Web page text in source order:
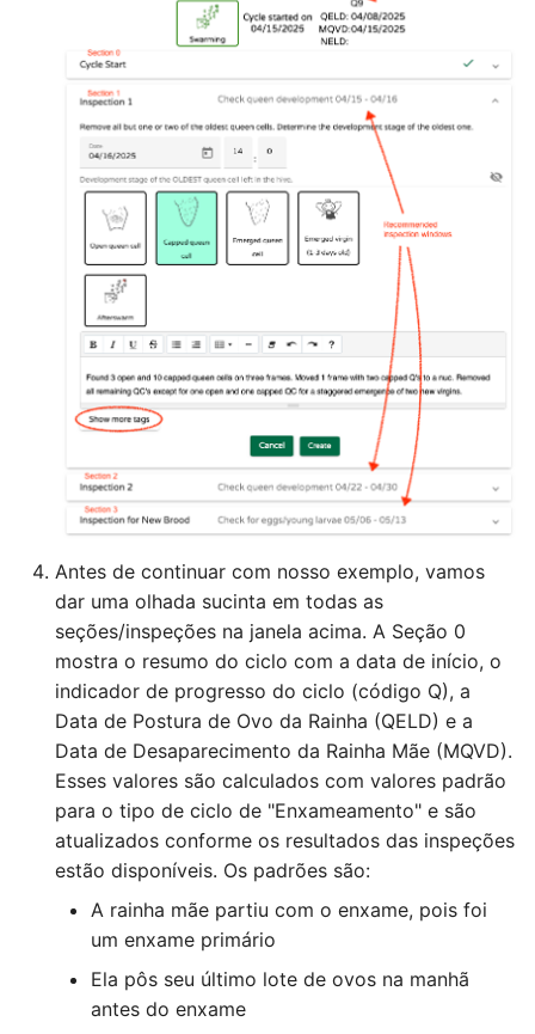
Antes de continuar com nosso exemplo, vamos
dar uma olhada sucinta em todas as
seções/inspeções na janela acima. A Seção 0
mostra o resumo do ciclo com a data de início, o
indicador de progresso do ciclo (código Q), a
Data de Postura de Ovo da Rainha (QELD) e a
Data de Desaparecimento da Rainha Mãe (MQVD).
Esses valores são calculados com valores padrão
para o tipo de ciclo de "Enxameamento" e são
atualizados conforme os resultados das inspeções
estão disponíveis. Os padrões são:
A rainha mãe partiu com o enxame, pois foi
um enxame primário
Ela pôs seu último lote de ovos na manhã
antes do enxame